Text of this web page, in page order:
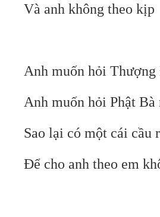
Và anh không theo kịp
Anh muốn hỏi Thượng
Anh muốn hỏi Phật
Sao lại có một cái cầu
Để cho anh theo em